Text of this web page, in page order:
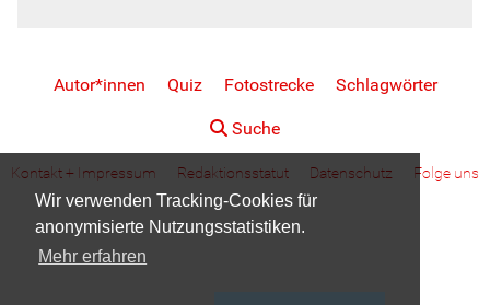
Wir verwenden Tracking-Cookies für
anonymisierte Nutzungsstatistiken.
Mehr erfahren
Autor*innen Quiz Fotostrecke Schlagwörter
Suche
Kontakt + Impressum Redaktionsstatut Datenschutz Folge uns